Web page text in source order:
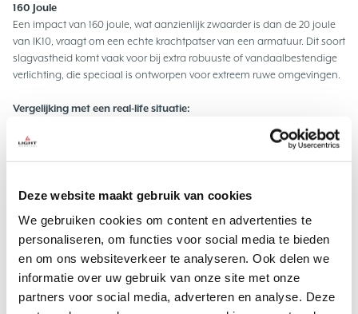
Deze website maakt gebruik van cookies
We gebruiken cookies om content en advertenties te
personaliseren, om functies voor social media te bieden
en om ons websiteverkeer te analyseren. Ook delen we
informatie over uw gebruik van onze site met onze
partners voor social media, adverteren en analyse. Deze
160 Joule
Een impact van 160 joule, wat aanzienlijk zwaarder is dan de 20 joule
van IK10, vraagt om een echte krachtpatser van een armatuur. Dit soort
slagvastheid komt vaak voor bij extra robuuste of vandaalbestendige
verlichting, die speciaal is ontworpen voor extreem ruwe omgevingen.
Vergelijking met een real-life situatie:
Een kracht van 160 Joule staat gelijk aan een object van 10 kg
volwassene. Stel je voor dat zo’n object op volle kracht tegen een
Of anders gezegd: alsof iemand met een grote metalen hamer
uithaalt en die met kracht tegen de verlichting slaat. Dat soort impact
moet deze verlichting kunnen incasseren zonder functionele schade.
Armaturen met zo’n hoge slagvastheid worden ingezet op plekken